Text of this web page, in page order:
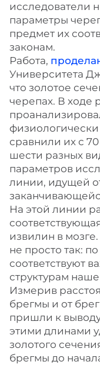
исследователи
параметры
предмет их
законам.
Работа,
Университета
что золотое
черепах. В ходе
сравнили их с
шести разных
параметров
линии, идущей
На этой линии
извилин в
не просто так:
соответствуют
структурам
Измерив
брегмы и от
пришли к
этими длинами
золотого
брегмы до